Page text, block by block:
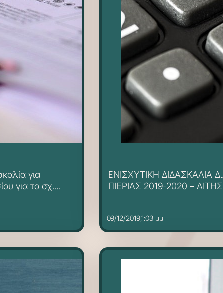
για
για το σχ.
ΕΝΙΣΧΥΤΙΚΗ ΔΙΔΑΣΚΑΛΙΑ
ΠΙΕΡΙΑΣ 2019-2020 –
09/12/2019,1:03 μμ